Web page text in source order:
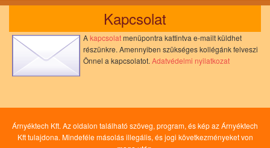
Kapcsolat
Akapcsolatmenüpontra kattintva e-mailt küldhet
részünkre. Amennyiben szükséges kollégánk felveszi
Önnel a kapcsolatot. Adatvédelmi nyilatkozat
Árnyéktech Kft. Az oldalon található szöveg, program, és kép az Árnyéktech
Kft tulajdona. Mindeféle másolás illegális, és jogi következményeket von